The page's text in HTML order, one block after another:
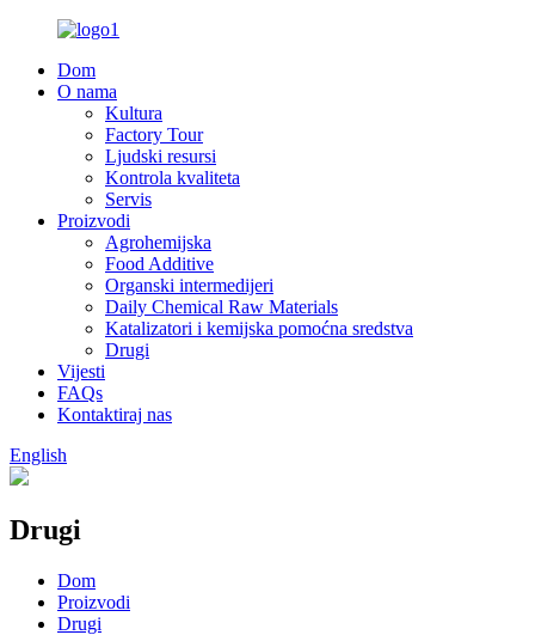
Dom
O nama
Kultura
Factory Tour
Ljudski resursi
Kontrola kvaliteta
Servis
Proizvodi
Agrohemijska
Food Additive
Organski intermedijeri
Daily Chemical Raw Materials
Katalizatori i kemijska pomoćna sredstva
Drugi
Vijesti
FAQs
Kontaktiraj nas
English
Drugi
Dom
Proizvodi
Drugi